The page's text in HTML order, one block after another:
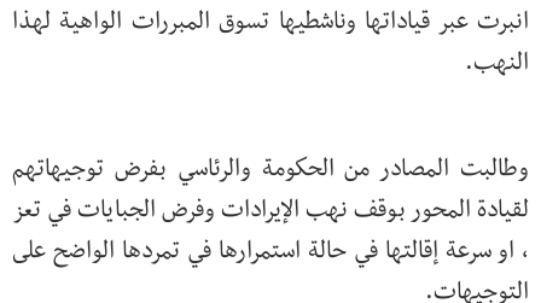
انبرت عبر قياداتها وناشطيها تسوق المبررات الواهية لهذا
النهب.
وطالبت المصادر من الحكومة والرئاسي بفرض توجيهاتهم
لقيادة المحور بوقف نهب الإيرادات وفرض الجبايات في تعز
، او سرعة إقالتها في حالة استمرارها في تمردها الواضح على
التوجيهات.